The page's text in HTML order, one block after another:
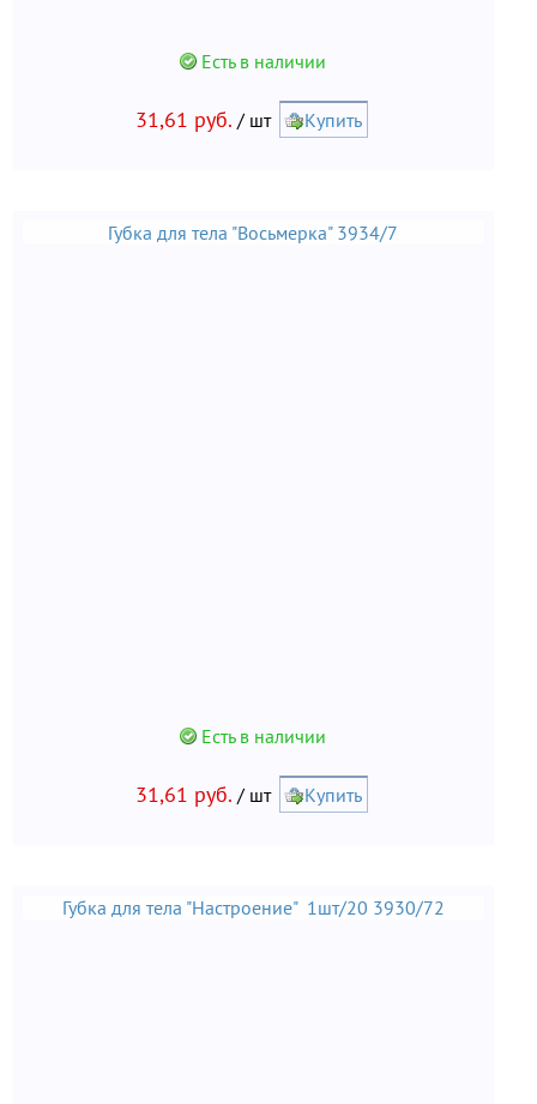
Есть в наличии
31,61 руб. / шт Купить
Губка для тела "Восьмерка" 3934/7
Есть в наличии
31,61 руб. / шт Купить
Губка для тела "Настроение" 1шт/20 3930/72